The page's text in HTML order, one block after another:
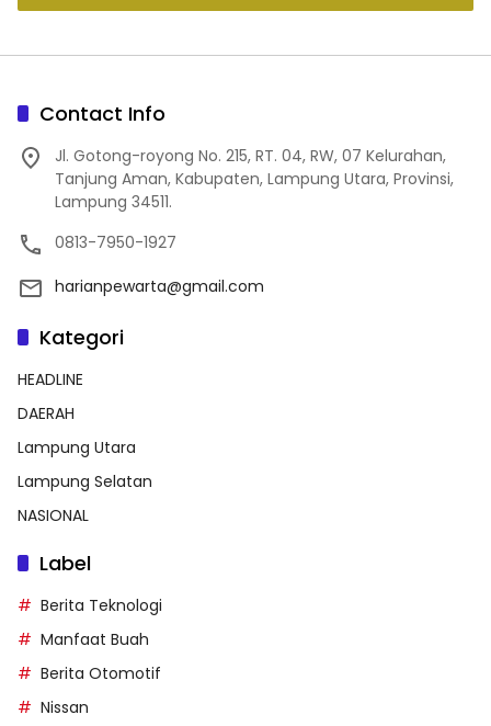
Contact Info
Jl. Gotong-royong No. 215, RT. 04, RW, 07 Kelurahan,
Tanjung Aman, Kabupaten, Lampung Utara, Provinsi,
Lampung 34511.
0813-7950-1927
harianpewarta@gmail.com
Kategori
HEADLINE
DAERAH
Lampung Utara
Lampung Selatan
NASIONAL
Label
Berita Teknologi
Manfaat Buah
Berita Otomotif
Nissan